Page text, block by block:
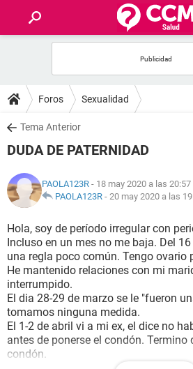
FOROS
SALUD
NUTRICIÓN
BIENESTAR
SEXUALIDAD
GLOSARIO
Foros Sexualidad
Tema Anterior
DUDA DE PATERNIDAD
PAOLA123R - 18 may 2020 a las 20:57
PAOLA123R - 20 may 2020 a las
Hola, soy de período irregular con
Incluso en un mes no me baja. Del
una regla poco común. Tengo ovario
He mantenido relaciones con mi
interrumpido.
El dia 28-29 de marzo se le "fueron
tomamos ninguna medida.
El 1-2 de abril vi a mi ex, el dice no
antes de ponerse el condón. Termino
condón.